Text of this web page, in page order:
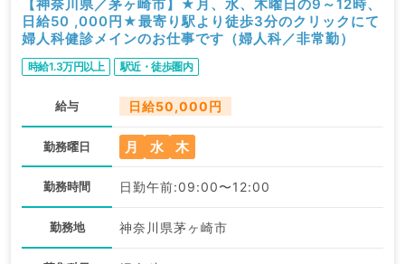
【神奈川県／茅ヶ崎市】★月、水、木曜日の9～12時、
日給50 ,000円★最寄り駅より徒歩3分のクリックにて
婦人科健診メインのお仕事です（婦人科／非常勤）
時給1.3万円以上 駅近・徒歩圏内
給与 日給50,000円
勤務曜日 月 水 木
勤務時間 日勤午前:09:00〜12:00
勤務地 神奈川県茅ヶ崎市